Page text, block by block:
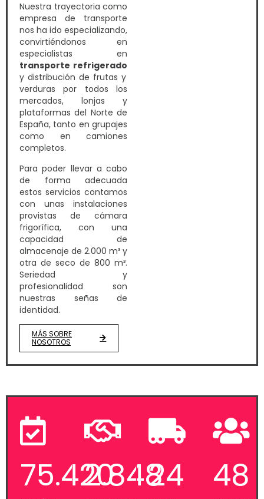
Nuestra trayectoria como
empresa de transporte
nos ha ido especializando,
convirtiéndonos en
especialistas en
transporte refrigerado
y distribución de frutas y
verduras por todos los
mercados, lonjas y
plataformas del Norte de
España, tanto en grupajes
como en camiones
completos.
Para poder llevar a cabo
de forma adecuada
estos servicios contamos
con unas instalaciones
provistas de cámara
frigorífica, con una
capacidad de
almacenaje de 2.000 m³ y
otra de seco de 800 m³.
Seriedad y
profesionalidad son
nuestras señas de
identidad.
MÁS SOBRE
NOSOTROS
75.4202.84824 48